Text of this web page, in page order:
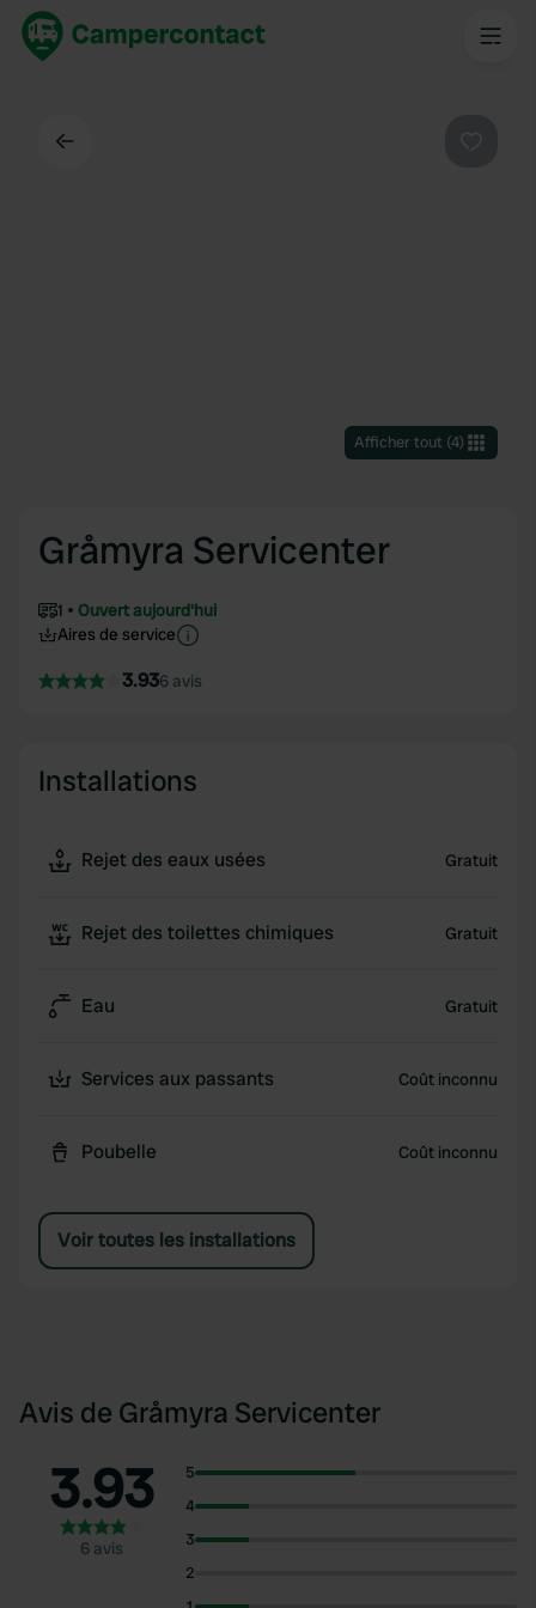
Afficher tout(4)
Gråmyra Servicenter
1
Ouvert aujourd'hui
Aires de service
3.936 avis
Installations
Rejet des eaux usées Gratuit
Rejet des toilettes chimiques Gratuit
Eau Gratuit
Services aux passants Coût inconnu
Poubelle Coût inconnu
Voir toutes les installations
Avis de Gråmyra Servicenter
3.93
6 avis
5
4
3
2